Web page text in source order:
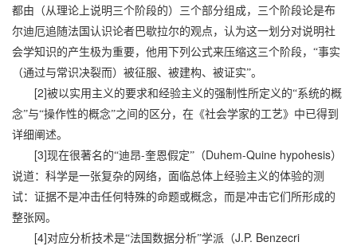
都由（从理论上说明三个阶段的）三个部分组成，三个阶段论是布
尔迪厄追随法国认识论者巴歇拉尔的观点，认为这一划分对说明社
会学知识的产生极为重要，他用下列公式来压缩这三个阶段，“事实
（通过与常识决裂而）被征服、被建构、被证实”。
[2]被以实用主义的要求和经验主义的强制性所定义的“系统的概
念”与“操作性的概念”之间的区分，在《社会学家的工艺》中已得到
详细阐述。
[3]现在很著名的“迪昂-奎恩假定”（Duhem-Quine hypohesis）
说道：科学是一张复杂的网络，面临总体上经验主义的体验的测
试：证据不是冲击任何特殊的命题或概念，而是冲击它们所形成的
整张网。
[4]对应分析技术是“法国数据分析”学派（J.P. Benzecri